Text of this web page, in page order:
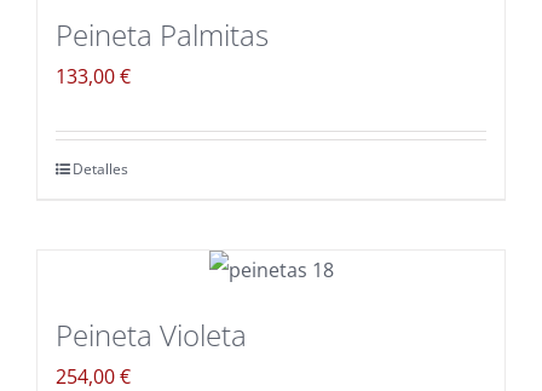
Peineta Palmitas
133,00€
Detalles
Peineta Violeta
254,00€